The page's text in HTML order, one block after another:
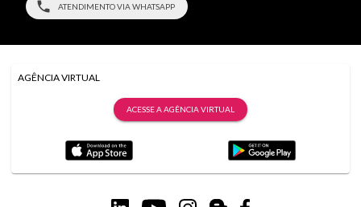
ATENDIMENTO VIA WHATSAPP
AGÊNCIA VIRTUAL
ACESSE A AGÊNCIA VIRTUAL